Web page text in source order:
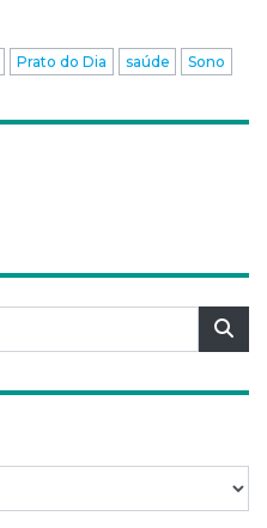
Prato do Dia saúde Sono
Threads
no WhatsApp
no LinkedIn